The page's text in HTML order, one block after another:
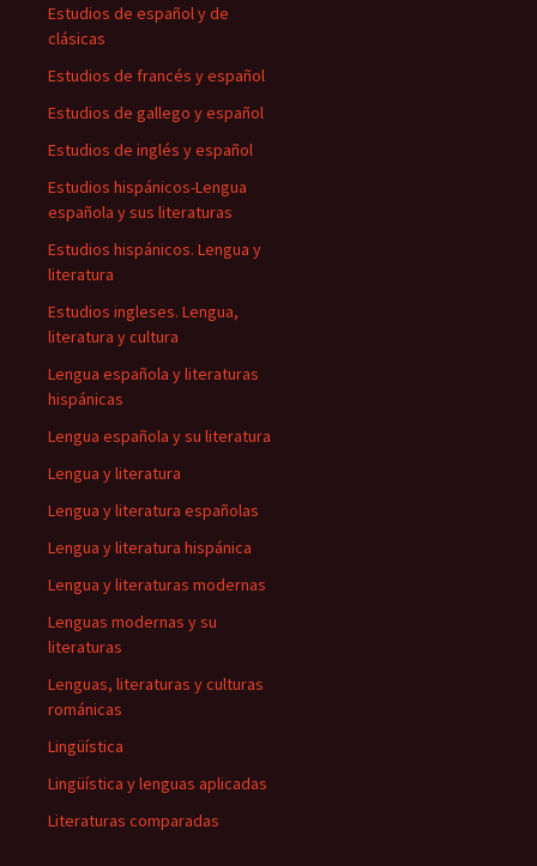
Estudios de español y de
clásicas
Estudios de francés y español
Estudios de gallego y español
Estudios de inglés y español
Estudios hispánicos-Lengua
española y sus literaturas
Estudios hispánicos. Lengua y
literatura
Estudios ingleses. Lengua,
literatura y cultura
Lengua española y literaturas
hispánicas
Lengua española y su literatura
Lengua y literatura
Lengua y literatura españolas
Lengua y literatura hispánica
Lengua y literaturas modernas
Lenguas modernas y su
literaturas
Lenguas, literaturas y culturas
románicas
Lingüística
Lingüística y lenguas aplicadas
Literaturas comparadas